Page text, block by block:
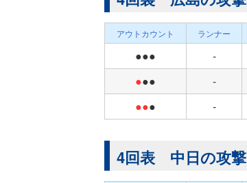
アウトカウント ランナー
●●● -
●●● -
●●● -
4回表 中日の攻撃